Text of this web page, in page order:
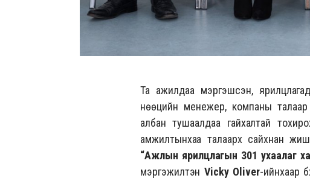
Та ажилдаа мэргэшсэн,
нөөцийн менежер, компаны
албан тушаалдаа гайхалтай
амжилтынхаа талаарх сайхнан
“Ажлын ярилцлагын 301 ухаалаг
мэргэжилтэнVicky Oliver-ийнхаар